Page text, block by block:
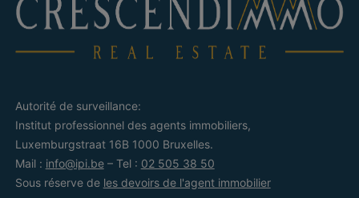
Autorité de surveillance:
Institut professionnel des agents immobiliers,
Luxemburgstraat 16B 1000 Bruxelles.
Mail : info@ipi.be– Tel : 02 505 38 50
Sous réserve de les devoirs de l'agent immobilier